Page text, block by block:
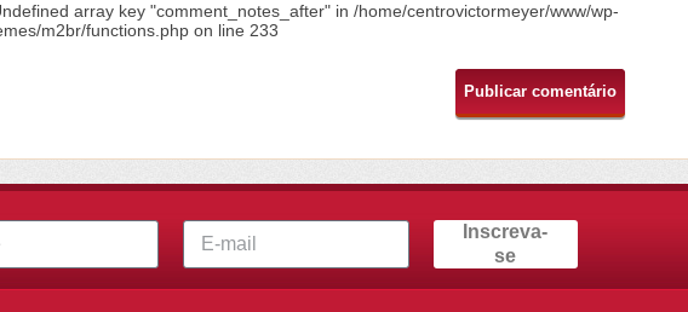
array key "comment_notes_after" in /home/centrovictormeyer/www/wp-
m2br/functions.php on line 233
Inscreva-
se